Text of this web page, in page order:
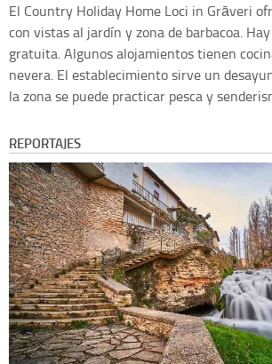
El Country Holiday Home Loci in Grāveri
con vistas al jardín y zona de barbacoa.
gratuita. Algunos alojamientos tienen
nevera. El establecimiento sirve un
la zona se puede practicar pesca y
REPORTAJES